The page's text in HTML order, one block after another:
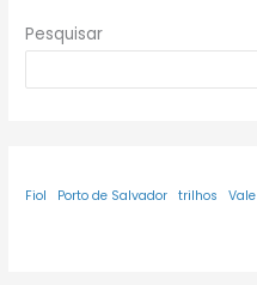
Pesquisar
Fiol Porto de Salvador trilhos Vale